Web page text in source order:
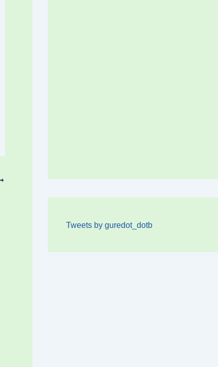
Tweets by guredot_dotb